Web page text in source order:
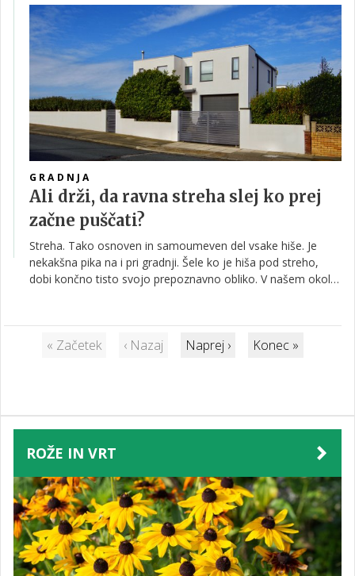
GRADNJA
Ali drži, da ravna streha slej ko prej
začne puščati?
Streha. Tako osnoven in samoumeven del vsake hiše. Je
nekakšna pika na i pri gradnji. Šele ko je hiša pod streho,
dobi končno tisto svojo prepoznavno obliko. V našem okolju
arhitektonskih rešitev in te imajo večinoma kvadraten ali
pravokoten videz. Nekatere imajo sicer blag naklon, druge
so grde zaradi svoje sterilne oblike.
« Začetek ‹ Nazaj Naprej › Konec »
ROŽE IN VRT